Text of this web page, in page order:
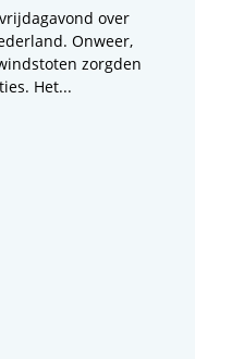
over
Onweer,
zorgden
Het...